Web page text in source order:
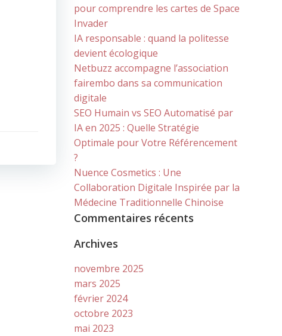
pour comprendre les cartes de Space
Invader
IA responsable : quand la politesse
devient écologique
Netbuzz accompagne l’association
fairembo dans sa communication
digitale
SEO Humain vs SEO Automatisé par
IA en 2025 : Quelle Stratégie
Optimale pour Votre Référencement
?
Nuence Cosmetics : Une
Collaboration Digitale Inspirée par la
Médecine Traditionnelle Chinoise
Commentaires récents
Archives
novembre 2025
mars 2025
février 2024
octobre 2023
mai 2023